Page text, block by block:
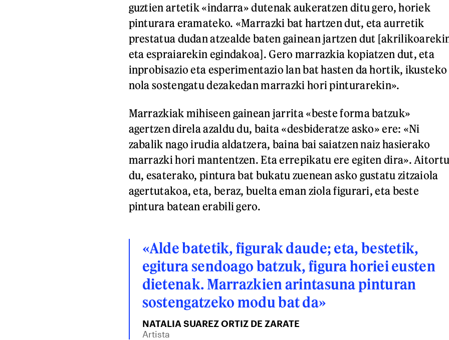
guztien artetik «indarra» dutenak aukeratzen ditu gero, horiek
pinturara eramateko. «Marrazki bat hartzen dut, eta aurretik
prestatua dudan atzealde baten gainean jartzen dut
eta espraiarekin egindakoa]. Gero marrazkia kopiatzen dut, eta
inprobisazio eta esperimentazio lan bat hasten da hortik, ikusteko
nola sostengatu dezakedan marrazki hori pinturarekin».
Marrazkiak mihiseen gainean jarrita «beste forma batzuk»
agertzen direla azaldu du, baita «desbideratze asko» ere: «Ni
zabalik nago irudia aldatzera, baina bai saiatzen naiz hasierako
marrazki hori mantentzen. Eta errepikatu ere egiten dira».
du, esaterako, pintura bat bukatu zuenean asko gustatu zitzaiola
agertutakoa, eta, beraz, buelta eman ziola figurari, eta beste
pintura batean erabili gero.
«Alde batetik, figurak daude; eta, bestetik,
egitura sendoago batzuk, figura horiei eusten
dietenak. Marrazkien arintasuna pinturan
sostengatzeko modu bat da»
NATALIA SUAREZ ORTIZ DE ZARATE
Artista